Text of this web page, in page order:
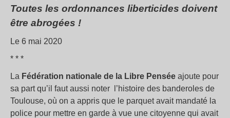
Toutes les ordonnances liberticides doivent
être abrogées !
Le 6 mai 2020
* * *
La Fédération nationale de la Libre Pensée ajoute pour
sa part qu’il faut aussi noter l’histoire des banderoles de
Toulouse, où on a appris que le parquet avait mandaté la
police pour mettre en garde à vue une citoyenne qui avait